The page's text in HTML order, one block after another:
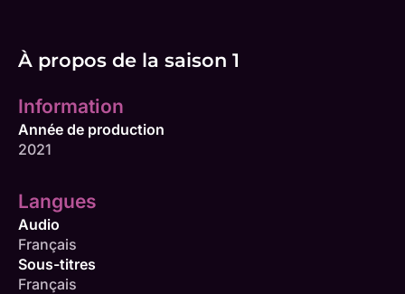
À propos de la saison 1
Information
Année de production
2021
Langues
Audio
Français
Sous-titres
Français